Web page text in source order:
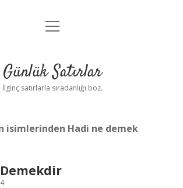
Anasayfa
Yasal Uyarı
menüyü
Günlük Satırlar
İlginç satırlarla sıradanlığı boz.
isimlerinden Hadi ne demek